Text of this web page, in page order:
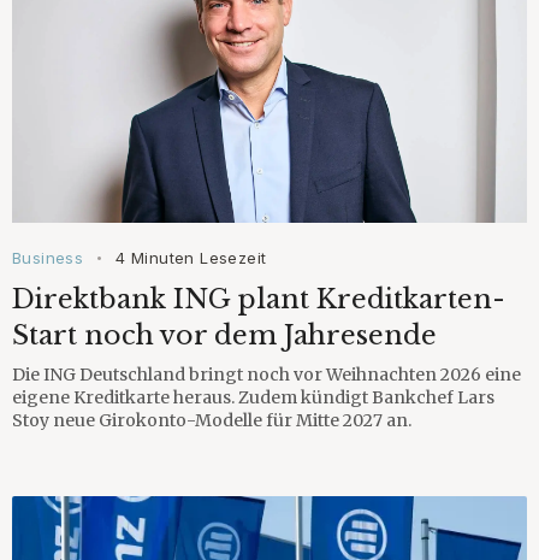
Business • 4 Minuten Lesezeit
Direktbank ING plant Kreditkarten-
Start noch vor dem Jahresende
Die ING Deutschland bringt noch vor Weihnachten 2026 eine
eigene Kreditkarte heraus. Zudem kündigt Bankchef Lars
Stoy neue Girokonto-Modelle für Mitte 2027 an.